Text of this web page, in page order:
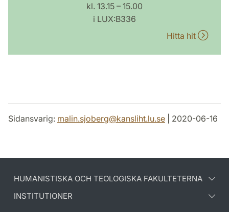
kl. 13.15 – 15.00
i LUX:B336
Hitta hit
Sidansvarig: malin.sjoberg@kansliht.lu.se | 2020-06-16
HUMANISTISKA OCH TEOLOGISKA FAKULTETERNA
INSTITUTIONER